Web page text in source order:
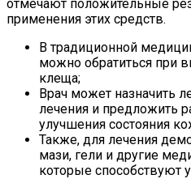
отмечают положительные
применения этих средств.
В традиционной
можно обратиться при
клеща;
Врач может назначить
лечения и предложить
улучшения состояния
Также, для лечения
мази, гели и другие
которые способствуют